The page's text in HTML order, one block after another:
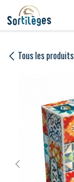
Se rendre au contenu
Tous les produits